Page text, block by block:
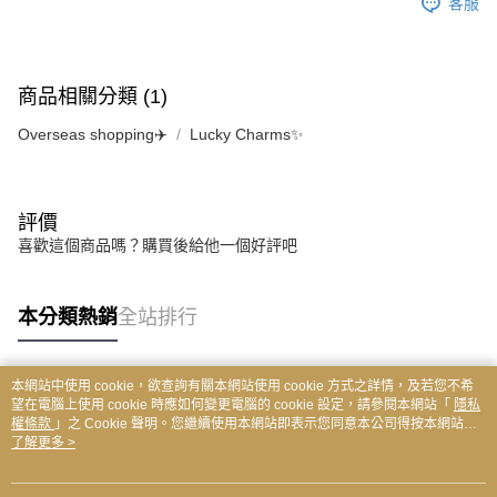
商品相關分類 (1)
Overseas shopping✈️ Lucky Charms✨
評價
喜歡這個商品嗎？購買後給他一個好評吧
本分類熱銷全站排行
熱門標籤
本網站中使用 cookie，欲查詢有關本網站使用 cookie 方式之詳情，及若您不希
望在電腦上使用 cookie 時應如何變更電腦的 cookie 設定，請參閱本網站「 隱私
權條款 」之 Cookie 聲明。您繼續使用本網站即表示您同意本公司得按本網站使
用條款之 Cookie 聲明使用 cookie。
了解更多 >